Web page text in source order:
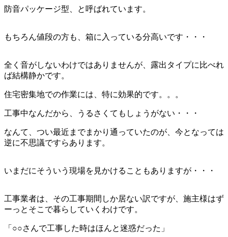
防音パッケージ型、と呼ばれています。
もちろん値段の方も、箱に入っている分高いです・・・
全く音がしないわけではありませんが、露出タイプに比べれ
ば結構静かです。
住宅密集地での作業には、特に効果的です。。。
工事中なんだから、うるさくてもしょうがない・・・
なんて、つい最近までまかり通っていたのが、今となっては
逆に不思議ですらあります。
いまだにそういう現場を見かけることもありますが・・・
工事業者は、その工事期間しか居ない訳ですが、施主様はず
ーっとそこで暮らしていくわけです。
「○○さんで工事した時はほんと迷惑だった」